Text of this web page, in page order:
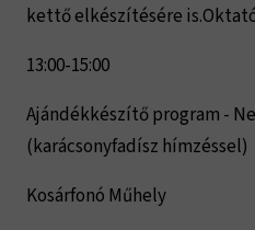
kettő elkészítésére
13:00-15:00
Ajándékkészítő program -
(karácsonyfadísz hímzéssel)
Kosárfonó Műhely